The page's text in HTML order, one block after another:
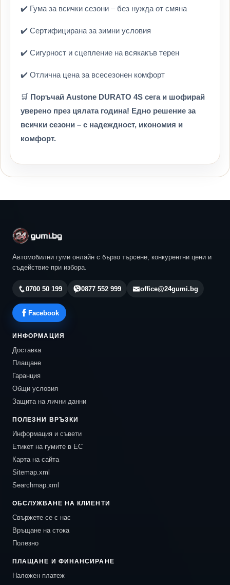
✔️ Гума за всички сезони – без нужда от смяна
✔️ Сертифицирана за зимни условия
✔️ Сигурност и сцепление на всякакъв терен
✔️ Отлична цена за всесезонен комфорт
🛒 Поръчай Austone DURATO 4S сега и шофирай
уверено през цялата година! Едно решение за
всички сезони – с надеждност, икономия и
комфорт.
Автомобилни гуми онлайн с бързо търсене, конкурентни цени и
съдействие при избора.
0700 50 199 0877 552 999 office@24gumi.bg
Facebook
ИНФОРМАЦИЯ
Доставка
Плащане
Гаранция
Общи условия
Защита на лични данни
ПОЛЕЗНИ ВРЪЗКИ
Информация и съвети
Етикет на гумите в ЕС
Карта на сайта
Sitemap.xml
Searchmap.xml
ОБСЛУЖВАНЕ НА КЛИЕНТИ
Свържете се с нас
Връщане на стока
Полезно
ПЛАЩАНЕ И ФИНАНСИРАНЕ
Наложен платеж